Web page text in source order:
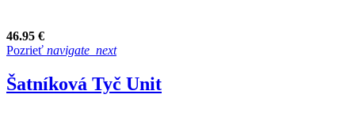
46.95 €
Pozrieť navigate_next
Šatníková Tyč Unit